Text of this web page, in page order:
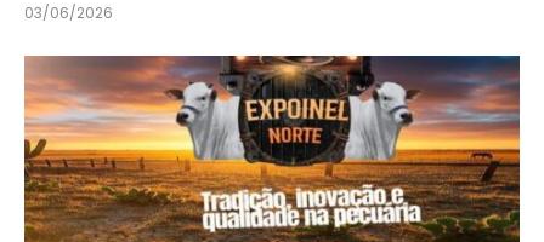
03/06/2026